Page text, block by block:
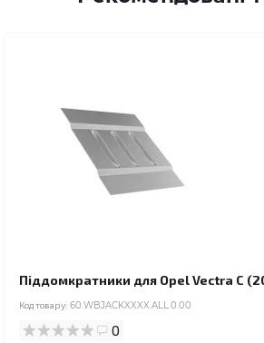
Піддомкратники для Opel Vectra C
Код товару: 60.WBJACKXXXX.ALL.0.00
0